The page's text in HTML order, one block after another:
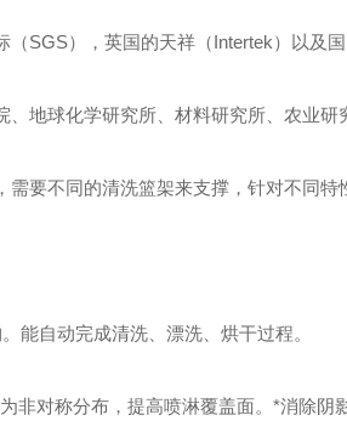
（SGS），英国的天祥（Intertek）以及
、地球化学研究所、材料研究所、农业研
要不同的清洗篮架来支撑，针对不同
能自动完成清洗、漂洗、烘干过程。
非对称分布，提高喷淋覆盖面。*消除阴